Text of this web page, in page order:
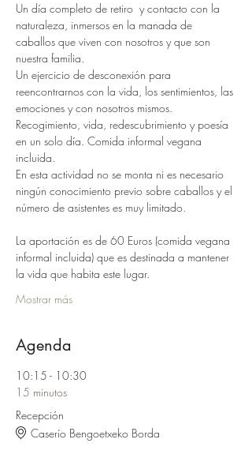
Un día completo de retiro  y contacto con la
naturaleza, inmersos en la manada de
caballos que viven con nosotros y que son
nuestra familia.
Un ejercicio de desconexión para
reencontrarnos con la vida, los sentimientos, las
emociones y con nosotros mismos.
Recogimiento, vida, redescubrimiento y poesía
en un solo día. Comida informal vegana
incluida.
En esta actividad no se monta ni es necesario
ningún conocimiento previo sobre caballos y el
número de asistentes es muy limitado.
La aportación es de 60 Euros (comida vegana
informal incluida) que es destinada a mantener
la vida que habita este lugar.
Mostrar más
Agenda
10:15 - 10:30
15 minutos
Recepción
Caserío Bengoetxeko Borda